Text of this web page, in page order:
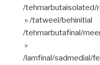
/tehmarbutaisolated/
» /tatweel/behinitial
/tehmarbutafinal/
»
/lamfinal/sadmedial/